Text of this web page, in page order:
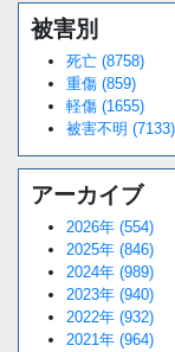
被害別
死亡 (8758)
重傷 (859)
軽傷 (1655)
被害不明 (7133)
アーカイブ
2026年 (554)
2025年 (846)
2024年 (989)
2023年 (940)
2022年 (932)
2021年 (964)